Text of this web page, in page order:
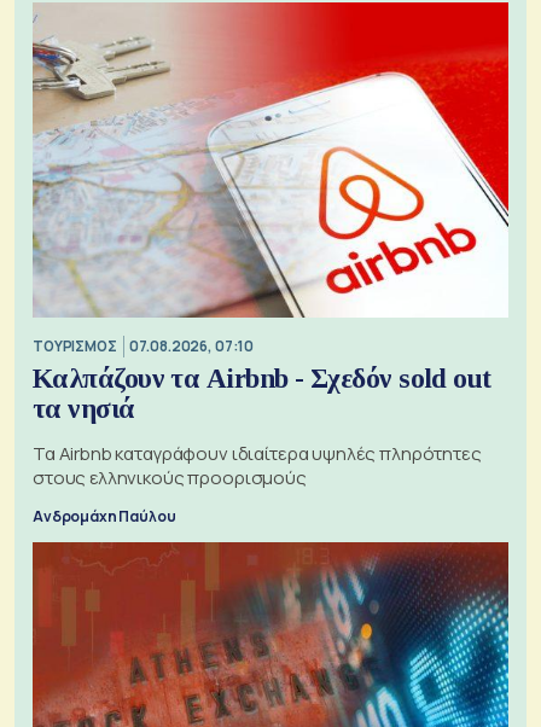
ΤΟΥΡΙΣΜΟΣ 07.08.2026, 07:10
Καλπάζουν τα Airbnb - Σχεδόν sold out
τα νησιά
Τα Airbnb καταγράφουν ιδιαίτερα υψηλές πληρότητες
στους ελληνικούς προορισμούς
Ανδρομάχη Παύλου